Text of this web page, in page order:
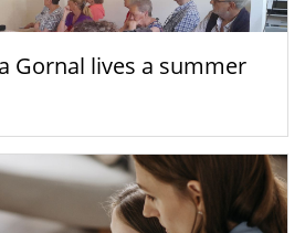
Gornal lives a summer